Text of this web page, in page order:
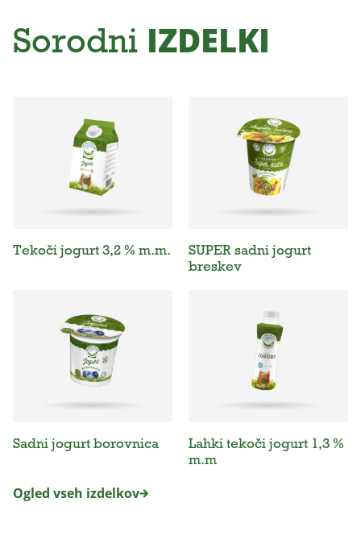
Sorodni IZDELKI
Tekoči jogurt 3,2 % m.m.
SUPER sadni jogurt
breskev
Sadni jogurt borovnica
Lahki tekoči jogurt 1,3 %
m.m
Ogled vseh izdelkov